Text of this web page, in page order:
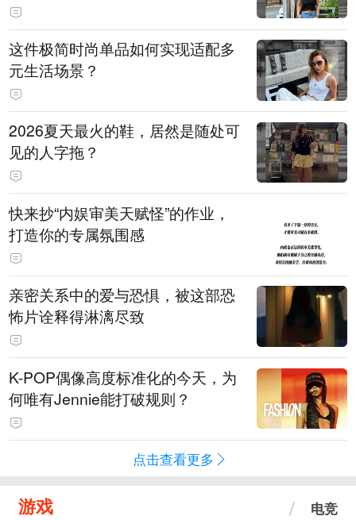
这件极简时尚单品如何实现适配多
元生活场景？
2026夏天最火的鞋，居然是随处可
见的人字拖？
快来抄“内娱审美天赋怪”的作业，
打造你的专属氛围感
亲密关系中的爱与恐惧，被这部恐
怖片诠释得淋漓尽致
K-POP偶像高度标准化的今天，为
何唯有Jennie能打破规则？
点击查看更多
游戏 电竞